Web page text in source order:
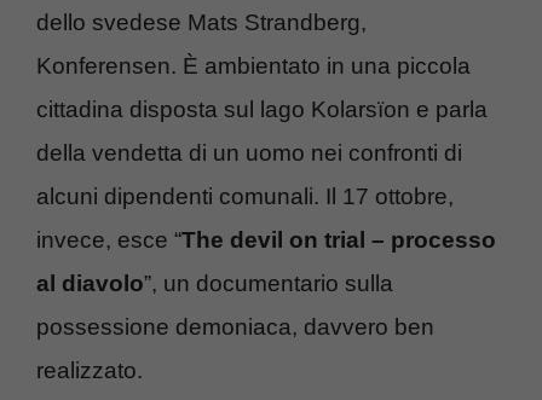
dello svedese Mats Strandberg,
Konferensen. È ambientato in una piccola
cittadina disposta sul lago Kolarsïon e parla
della vendetta di un uomo nei confronti di
alcuni dipendenti comunali. Il 17 ottobre,
invece, esce “The devil on trial – processo
al diavolo”, un documentario sulla
possessione demoniaca, davvero ben
realizzato.